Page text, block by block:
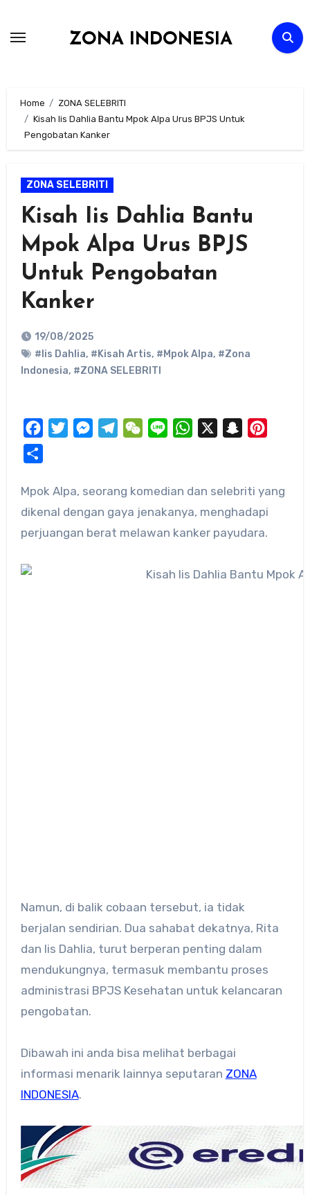
ZONA INDONESIA
Home
ZONA SELEBRITI
Kisah Iis Dahlia Bantu Mpok Alpa Urus BPJS Untuk
Pengobatan Kanker
ZONA SELEBRITI
Kisah Iis Dahlia Bantu
Mpok Alpa Urus BPJS
Untuk Pengobatan
Kanker
19/08/2025
#Iis Dahlia, #Kisah Artis, #Mpok Alpa, #Zona
Indonesia, #ZONA SELEBRITI
FacebookTwitterMessengerTelegramWeChat
Line WhatsApp Snapchat
Mpok Alpa, seorang komedian dan selebriti yang
dikenal dengan gaya jenakanya, menghadapi
perjuangan berat melawan kanker payudara.
Namun, di balik cobaan tersebut, ia tidak
berjalan sendirian. Dua sahabat dekatnya, Rita
dan Iis Dahlia, turut berperan penting dalam
mendukungnya, termasuk membantu proses
administrasi BPJS Kesehatan untuk kelancaran
pengobatan.
Dibawah ini anda bisa melihat berbagai
informasi menarik lainnya seputaran ZONA
INDONESIA.